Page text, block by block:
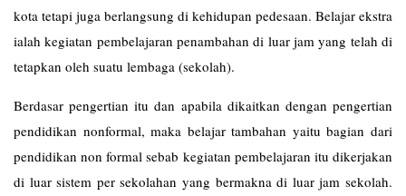
kota tetapi juga berlangsung di kehidupan pedesaan. Belajar ekstra
ialah kegiatan pembelajaran penambahan di luar jam yang telah di
tetapkan oleh suatu lembaga (sekolah).
Berdasar pengertian itu dan apabila dikaitkan dengan pengertian
pendidikan nonformal, maka belajar tambahan yaitu bagian dari
pendidikan non formal sebab kegiatan pembelajaran itu dikerjakan
di luar sistem per sekolahan yang bermakna di luar jam sekolah.